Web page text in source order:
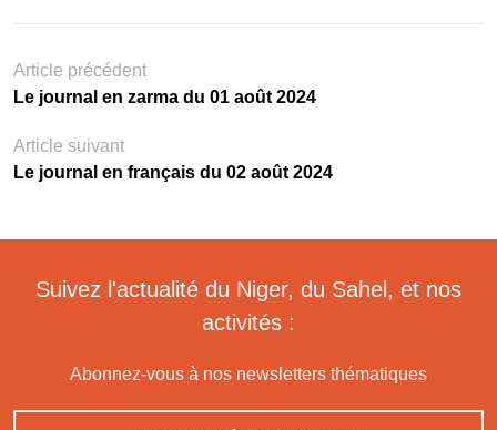
Article précédent
Le journal en zarma du 01 août 2024
Article suivant
Le journal en français du 02 août 2024
Suivez l'actualité du Niger, du Sahel, et nos
activités :
Abonnez-vous à nos newsletters thématiques